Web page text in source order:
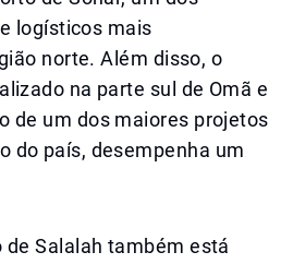
logísticos mais
norte. Além disso, o
na parte sul de Omã e
de um dos maiores projetos
do país, desempenha um
de Salalah também está